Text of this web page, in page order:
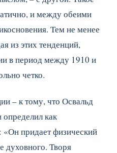
и между обеими
Тем не менее
из этих тенденций,
в период между 1910 и
четко.
– к тому, что Освальд
как
«Он придает физический
духовного. Творя